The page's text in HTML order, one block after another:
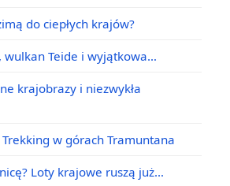
do ciepłych krajów?
wulkan Teide i wyjątkowa…
krajobrazy i niezwykła
w górach Tramuntana
Loty krajowe ruszą już…